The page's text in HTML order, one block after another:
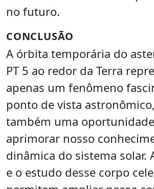
no futuro.
CONCLUSÃO
A órbita temporária do
PT 5 ao redor da Terra
apenas um fenômeno
ponto de vista
também uma
aprimorar nosso
dinâmica do sistema solar.
e o estudo desse corpo